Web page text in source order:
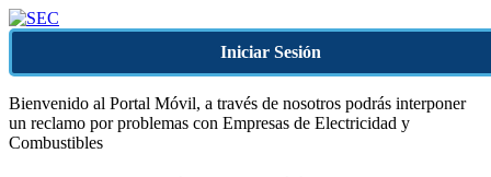
Iniciar Sesión
Bienvenido al Portal Móvil, a través de nosotros podrás interponer
un reclamo por problemas con Empresas de Electricidad y
Combustibles